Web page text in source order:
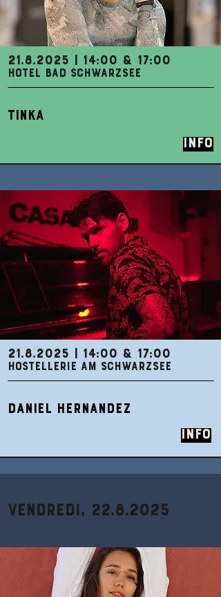
21.8.2025 | 14:00 & 17:00
HOTEL BAD SCHWARZSEE
TINKA
21.8.2025 | 14:00 & 17:00
HOSTELLERIE AM SCHWARZSEE
DANIEL HERNANDEZ
Info
Info
Vendredi, 22.8.2025